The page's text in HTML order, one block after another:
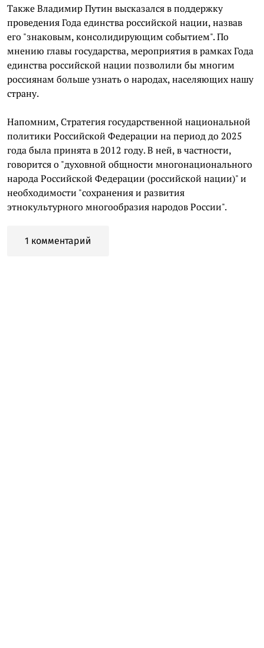
Также Владимир Путин высказался в поддержку
проведения Года единства российской нации, назвав
его "знаковым, консолидирующим событием". По
мнению главы государства, мероприятия в рамках Года
единства российской нации позволили бы многим
россиянам больше узнать о народах, населяющих нашу
страну.
Напомним, Стратегия государственной национальной
политики Российской Федерации на период до 2025
года была принята в 2012 году. В ней, в частности,
говорится о "духовной общности многонационального
народа Российской Федерации (российской нации)" и
необходимости "сохранения и развития
этнокультурного многообразия народов России".
1 комментарий